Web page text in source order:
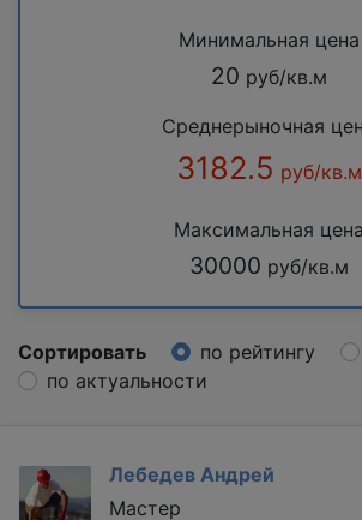
Минимальная цена
20 руб/кв.м
Среднерыночная
3182.5 руб/кв.м
Максимальная цена
30000 руб/кв.м
Сортировать по рейтингу
по актуальности
Лебедев Андрей
Мастер